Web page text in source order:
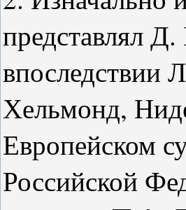
представлял
впоследствии
Хельмонд,
Европейском
Российской